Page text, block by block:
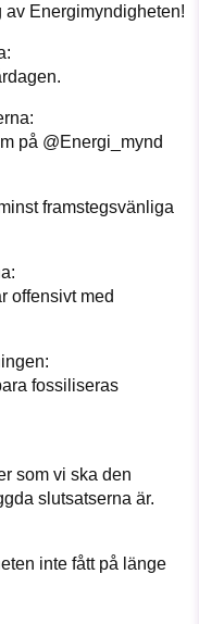
Energimyndigheten!
på @Energi_mynd
framstegsvänliga
offensivt med
fossiliseras
som vi ska den
slutsatserna är.
inte fått på länge